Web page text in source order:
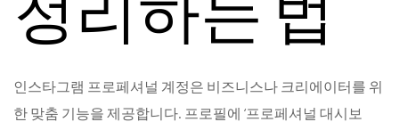
정리하는 법
인스타그램 프로페셔널 계정은 비즈니스나 크리에이터를 위
한 맞춤 기능을 제공합니다. 프로필에 ‘프로페셔널 대시보